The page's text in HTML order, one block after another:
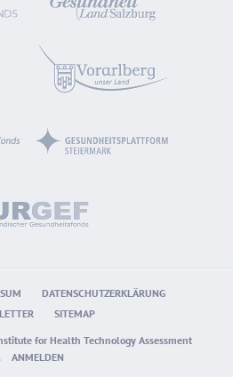
DATENSCHUTZERKLÄRUNG
SITEMAP
for Health Technology Assessment
ANMELDEN